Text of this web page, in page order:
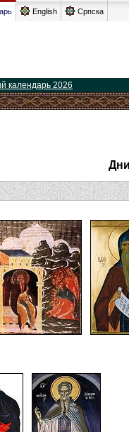
English Српска
календарь 2026